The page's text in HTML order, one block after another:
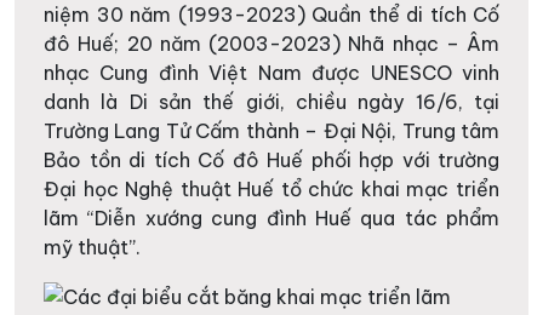
niệm 30 năm (1993-2023) Quần thể di tích Cố
đô Huế; 20 năm (2003-2023) Nhã nhạc – Âm
nhạc Cung đình Việt Nam được UNESCO vinh
danh là Di sản thế giới, chiều ngày 16/6, tại
Trường Lang Tử Cấm thành – Đại Nội, Trung tâm
Bảo tồn di tích Cố đô Huế phối hợp với trường
Đại học Nghệ thuật Huế tổ chức khai mạc triển
lãm “Diễn xướng cung đình Huế qua tác phẩm
mỹ thuật”.